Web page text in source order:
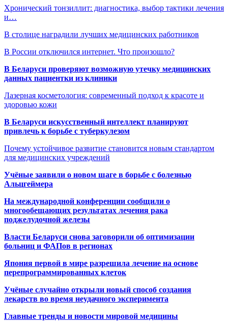
Хронический тонзиллит: диагностика, выбор тактики лечения
и…
В столице наградили лучших медицинских работников
В России отключился интернет. Что произошло?
В Беларуси проверяют возможную утечку медицинских
данных пациентки из клиники
Лазерная косметология: современный подход к красоте и
здоровью кожи
В Беларуси искусственный интеллект планируют
привлечь к борьбе с туберкулезом
Почему устойчивое развитие становится новым стандартом
для медицинских учреждений
Учёные заявили о новом шаге в борьбе с болезнью
Альцгеймера
На международной конференции сообщили о
многообещающих результатах лечения рака
поджелудочной железы
Власти Беларуси снова заговорили об оптимизации
больниц и ФАПов в регионах
Япония первой в мире разрешила лечение на основе
перепрограммированных клеток
Учёные случайно открыли новый способ создания
лекарств во время неудачного эксперимента
Главные тренды и новости мировой медицины